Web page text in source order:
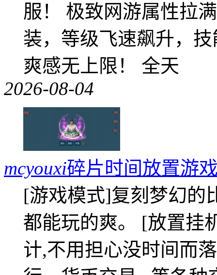
服！ 极致网游属性拉
装，等级飞速飙升，
爽感无上限！ 全天
2026-08-04
mcyouxi碎片时间放置游
[游戏模式]复刻梦幻的
都能玩的爽。 [放置挂
计,不用担心没时间而